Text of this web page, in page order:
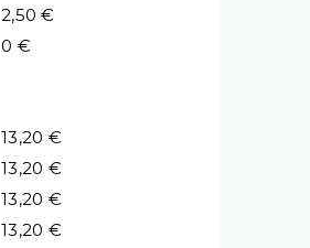
2,50 €
0 €
13,20 €
13,20 €
13,20 €
13,20 €